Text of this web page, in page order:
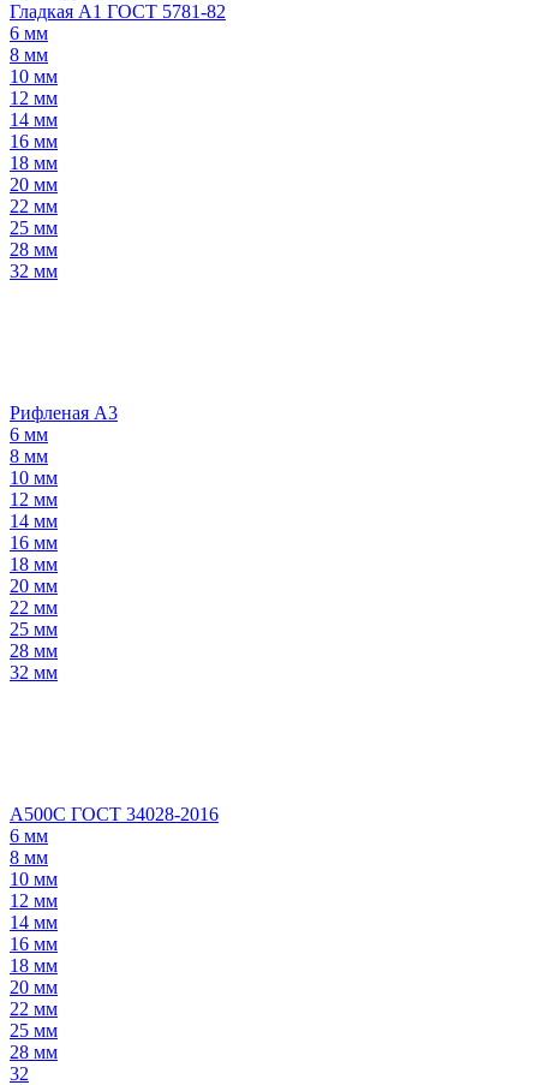
Гладкая А1 ГОСТ 5781-82
6 мм
8 мм
10 мм
12 мм
14 мм
16 мм
18 мм
20 мм
22 мм
25 мм
28 мм
32 мм
Рифленая А3
6 мм
8 мм
10 мм
12 мм
14 мм
16 мм
18 мм
20 мм
22 мм
25 мм
28 мм
32 мм
А500С ГОСТ 34028-2016
6 мм
8 мм
10 мм
12 мм
14 мм
16 мм
18 мм
20 мм
22 мм
25 мм
28 мм
32